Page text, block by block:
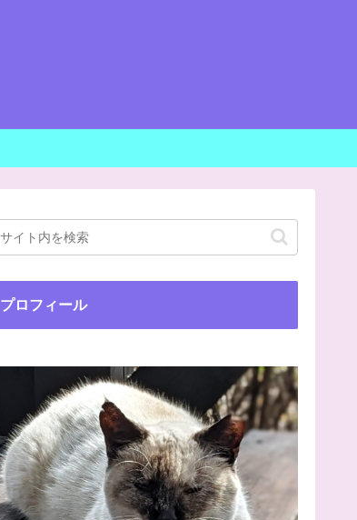
プロフィール